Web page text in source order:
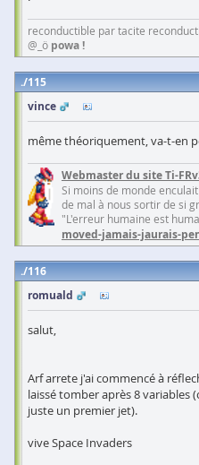
reconductible par tacite
@_ö powa !
115
vince
même théoriquement, va-t-en
Webmaster du site Ti-
Si moins de monde
de mal à nous sortir de si
"L'erreur humaine est
moved-jamais-jaurais-
116
romuald
salut,
Arf arrete j'ai commencé à
laissé tomber après 8 variables
juste un premier jet).
vive Space Invaders